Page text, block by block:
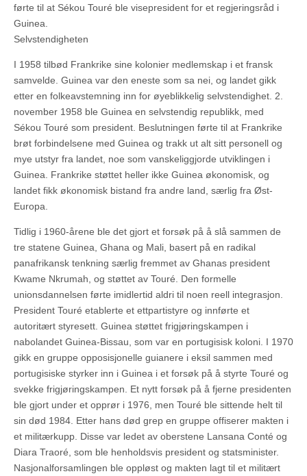
førte til at Sékou Touré ble visepresident for et regjeringsråd i
Guinea.
Selvstendigheten
I 1958 tilbød Frankrike sine kolonier medlemskap i et fransk
samvelde. Guinea var den eneste som sa nei, og landet gikk
etter en folkeavstemning inn for øyeblikkelig selvstendighet. 2.
november 1958 ble Guinea en selvstendig republikk, med
Sékou Touré som president. Beslutningen førte til at Frankrike
brøt forbindelsene med Guinea og trakk ut alt sitt personell og
mye utstyr fra landet, noe som vanskeliggjorde utviklingen i
Guinea. Frankrike støttet heller ikke Guinea økonomisk, og
landet fikk økonomisk bistand fra andre land, særlig fra Øst-
Europa.
Tidlig i 1960-årene ble det gjort et forsøk på å slå sammen de
tre statene Guinea, Ghana og Mali, basert på en radikal
panafrikansk tenkning særlig fremmet av Ghanas president
Kwame Nkrumah, og støttet av Touré. Den formelle
unionsdannelsen førte imidlertid aldri til noen reell integrasjon.
President Touré etablerte et ettpartistyre og innførte et
autoritært styresett. Guinea støttet frigjøringskampen i
nabolandet Guinea-Bissau, som var en portugisisk koloni. I 1970
gikk en gruppe opposisjonelle guianere i eksil sammen med
portugisiske styrker inn i Guinea i et forsøk på å styrte Touré og
svekke frigjøringskampen. Et nytt forsøk på å fjerne presidenten
ble gjort under et opprør i 1976, men Touré ble sittende helt til
sin død 1984. Etter hans død grep en gruppe offiserer makten i
et militærkupp. Disse var ledet av oberstene Lansana Conté og
Diara Traoré, som ble henholdsvis president og statsminister.
Nasjonalforsamlingen ble oppløst og makten lagt til et militært